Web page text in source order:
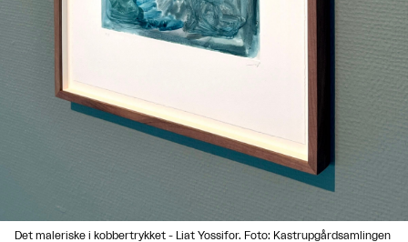
Det maleriske i kobbertrykket - Liat Yossifor. Foto: Kastrupgårdsamlingen